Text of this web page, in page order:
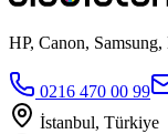
HP, Canon,
0216 470 00 99
İstanbul, Türkiye